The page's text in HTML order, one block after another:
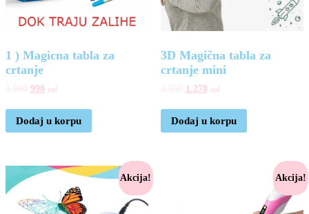
1 ) Magicna tabla za
crtanje
990 rsd
Dodaj u korpu
3D Magična tabla za
crtanje mini
1.270 rsd
Dodaj u korpu
Akcija! Akcija!